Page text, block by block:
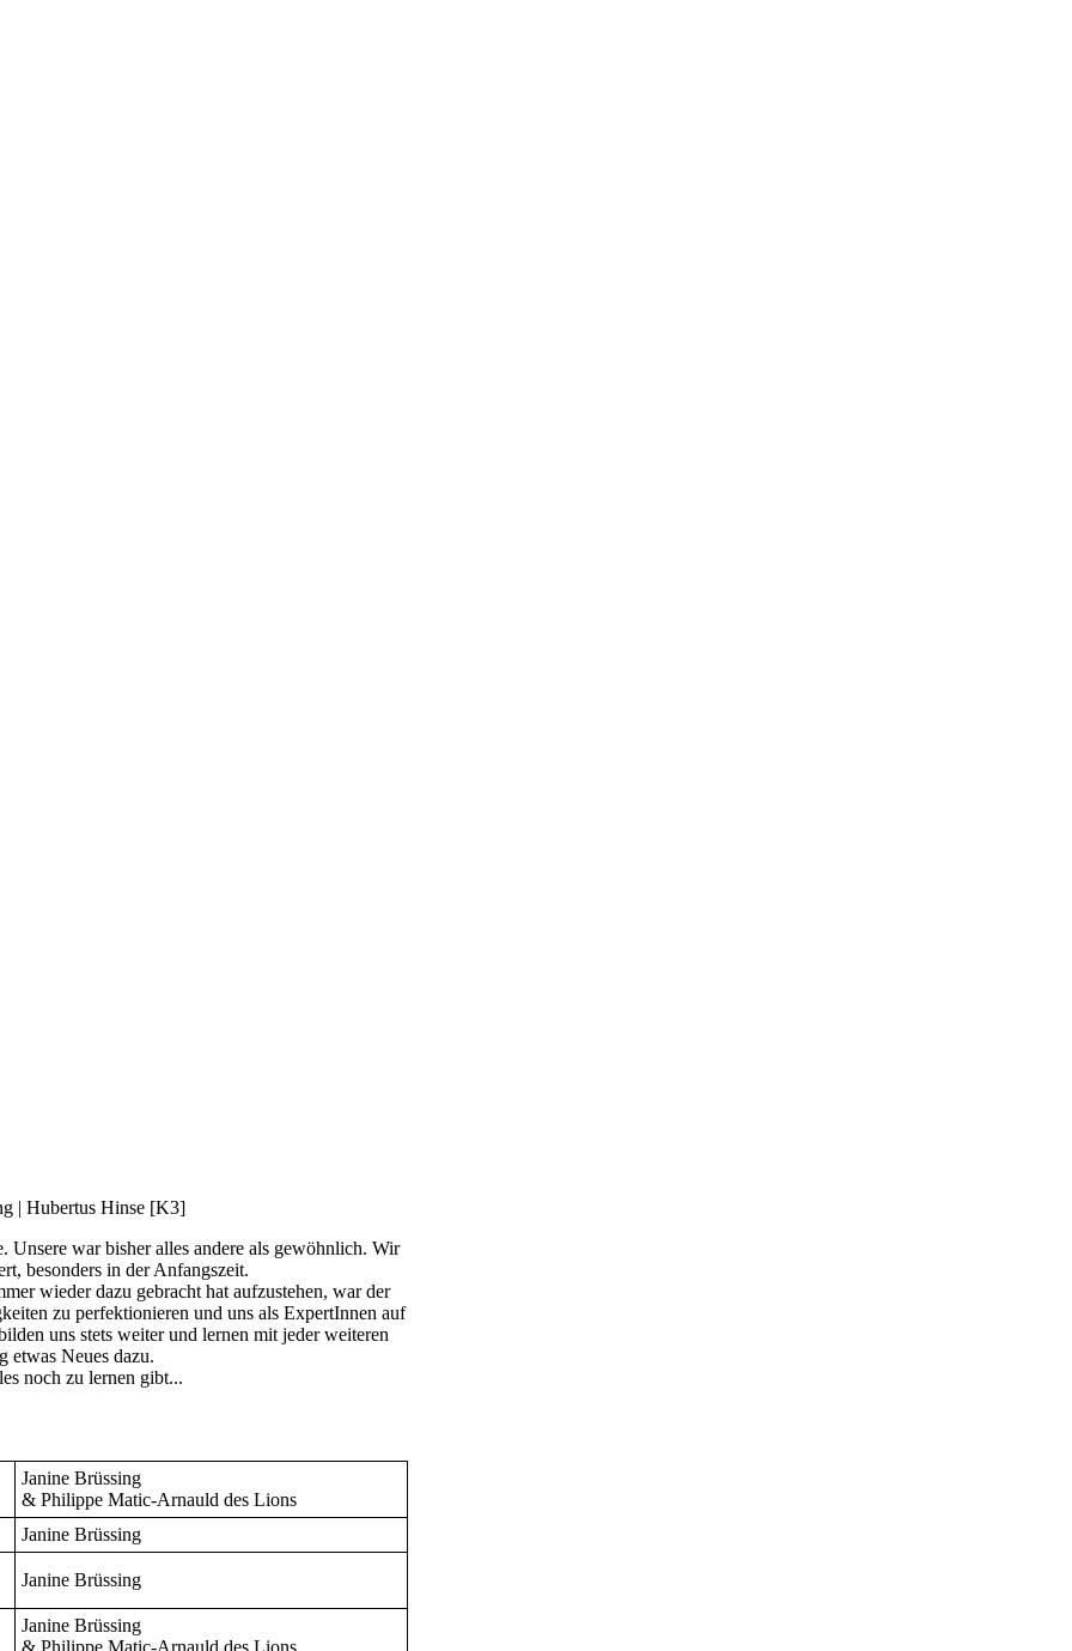
| Hubertus Hinse [K3]
Unsere war bisher alles andere als gewöhnlich. Wir
besonders in der Anfangszeit.
wieder dazu gebracht hat aufzustehen, war der
zu perfektionieren und uns als ExpertInnen auf
uns stets weiter und lernen mit jeder weiteren
etwas Neues dazu.
noch zu lernen gibt...
Janine Brüssing
& Philippe Matic-Arnauld des Lions
Janine Brüssing
Janine Brüssing
Janine Brüssing